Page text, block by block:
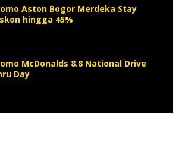
Aston Bogor Merdeka Stay
hingga 45%
McDonalds 8.8 National Drive
Day